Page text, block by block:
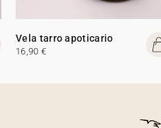
Vela tarro apoticario
16,90 €